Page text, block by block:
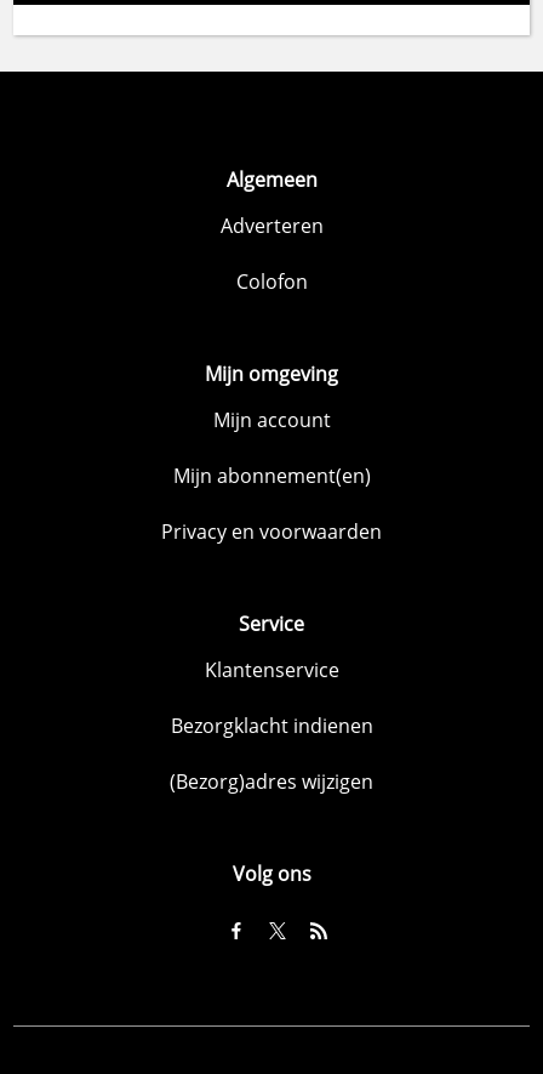
Algemeen
Adverteren
Colofon
Mijn omgeving
Mijn account
Mijn abonnement(en)
Privacy en voorwaarden
Service
Klantenservice
Bezorgklacht indienen
(Bezorg)adres wijzigen
Volg ons